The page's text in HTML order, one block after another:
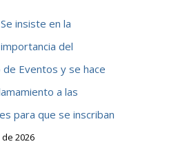
Se insiste en la
importancia del
de Eventos y se hace
a las
para que se inscriban
2026